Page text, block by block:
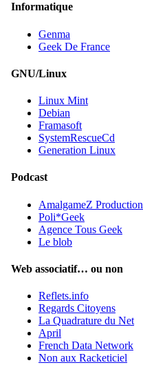
Informatique
Genma
Geek De France
GNU/Linux
Linux Mint
Debian
Framasoft
SystemRescueCd
Generation Linux
Podcast
AmalgameZ Production
Poli*Geek
Agence Tous Geek
Le blob
Web associatif… ou non
Reflets.info
Regards Citoyens
La Quadrature du Net
April
French Data Network
Non aux Racketiciel